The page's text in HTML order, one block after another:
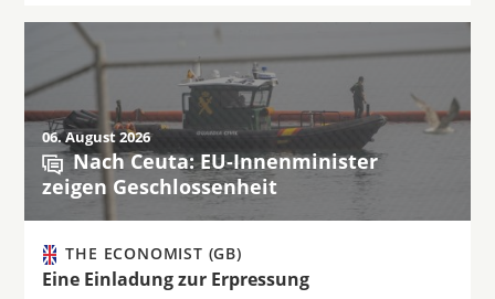
06. August 2026
Nach Ceuta: EU-Innenminister
zeigen Geschlossenheit
THE ECONOMIST (GB)
Eine Einladung zur Erpressung